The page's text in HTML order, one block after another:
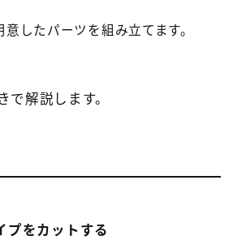
意したパーツを組み立てます。
で解説します。
プをカットする